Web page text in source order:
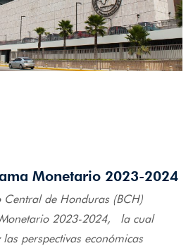
Monetario 2023-2024
Central de Honduras (BCH)
2023-2024, la cual
perspectivas económicas